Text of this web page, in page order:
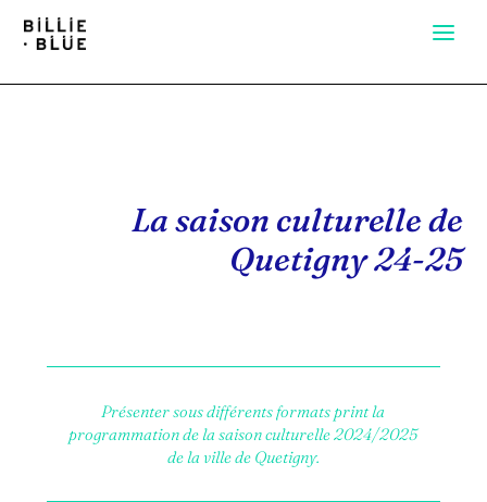
La saison culturelle de
Quetigny 24-25
Présenter sous différents formats print la
programmation de la saison culturelle 2024/2025
de la ville de Quetigny.